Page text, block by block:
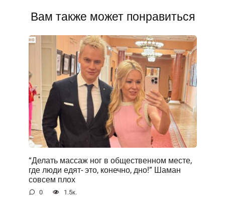
Вам также может понравиться
“Делать массаж ног в общественном месте,
где люди едят- это, конечно, дно!” Шаман
совсем плох
0 1.5к.